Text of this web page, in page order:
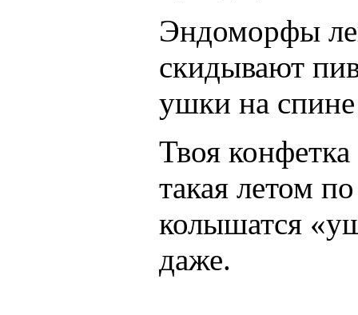
Эндоморфы
скидывают
ушки на
Твоя
такая летом
колышатся
даже.